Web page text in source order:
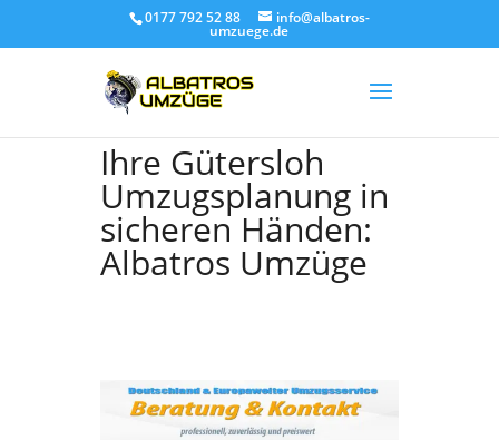
0177 792 52 88 info@albatros-
umzuege.de
Ihre Gütersloh
Umzugsplanung in
sicheren Händen:
Albatros Umzüge